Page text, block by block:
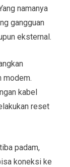
namanya
gangguan
eksternal.
modem.
kabel
reset
padam,
koneksi ke